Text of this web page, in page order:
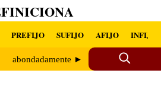
PREFIJO SUFIJO AFIJO INFIJO
abondadamente ►